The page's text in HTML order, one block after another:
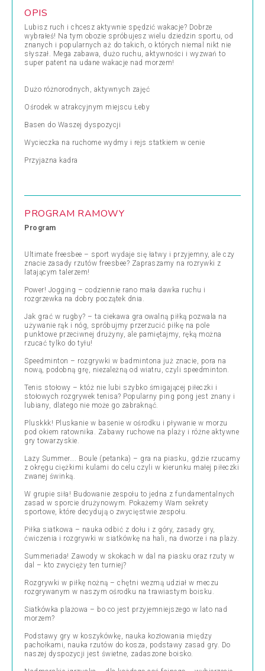
OPIS
Lubisz ruch i chcesz aktywnie spędzić wakacje? Dobrze
wybrałeś! Na tym obozie spróbujesz wielu dziedzin sportu, od
znanych i popularnych aż do takich, o których niemal nikt nie
słyszał. Mega zabawa, dużo ruchu, aktywności i wyzwań to
super patent na udane wakacje nad morzem!
Dużo różnorodnych, aktywnych zajęć
Ośrodek w atrakcyjnym miejscu Łeby
Basen do Waszej dyspozycji
Wycieczka na ruchome wydmy i rejs statkiem w cenie
Przyjazna kadra
PROGRAM RAMOWY
Program
Ultimate freesbee – sport wydaje się łatwy i przyjemny, ale czy
znacie zasady rzutów freesbee? Zapraszamy na rozrywki z
latającym talerzem!
Power! Jogging – codziennie rano mała dawka ruchu i
rozgrzewka na dobry początek dnia.
Jak grać w rugby? – ta ciekawa gra owalną piłką pozwala na
używanie rąk i nóg, spróbujmy przerzucić piłkę na pole
punktowe przeciwnej drużyny, ale pamiętajmy, ręką można
rzucać tylko do tyłu!
Speedminton – rozgrywki w badmintona już znacie, pora na
nową, podobną grę, niezależną od wiatru, czyli speedminton.
Tenis stołowy – któż nie lubi szybko śmigającej piłeczki i
stołowych rozgrywek tenisa? Popularny ping pong jest znany i
lubiany, dlatego nie może go zabraknąć.
Pluskkk! Pluskanie w basenie w ośrodku i pływanie w morzu
pod okiem ratownika. Zabawy ruchowe na plaży i różne aktywne
gry towarzyskie.
Lazy Summer…. Boule (petanka) – gra na piasku, gdzie rzucamy
z okręgu ciężkimi kulami do celu czyli w kierunku małej piłeczki
zwanej świnką.
W grupie siła! Budowanie zespołu to jedna z fundamentalnych
zasad w sporcie drużynowym. Pokażemy Wam sekrety
sportowe, które decydują o zwycięstwie zespołu.
Piłka siatkowa – nauka odbić z dołu i z góry, zasady gry,
ćwiczenia i rozgrywki w siatkówkę na hali, na dworze i na plaży.
Summeriada! Zawody w skokach w dal na piasku oraz rzuty w
dal – kto zwycięży ten turniej?
Rozgrywki w piłkę nożną – chętni wezmą udział w meczu
rozgrywanym w naszym ośrodku na trawiastym boisku.
Siatkówka plażowa – bo co jest przyjemniejszego w lato nad
morzem?
Podstawy gry w koszykówkę, nauka kozłowania między
pachołkami, nauka rzutów do kosza, podstawy zasad gry. Do
naszej dyspozycji jest świetne, zadaszone boisko.